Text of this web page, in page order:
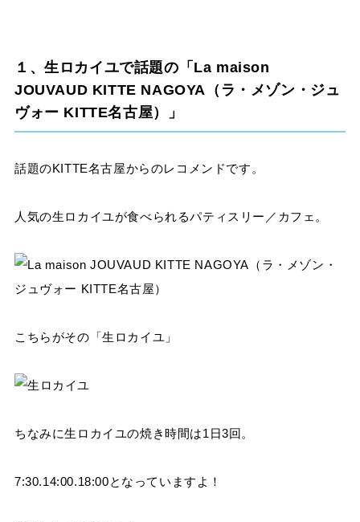
１、生ロカイユで話題の「La maison
JOUVAUD KITTE NAGOYA（ラ・メゾン・ジュ
ヴォー KITTE名古屋）」
話題のKITTE名古屋からのレコメンドです。
人気の生ロカイユが食べられるパティスリー／カフェ。
こちらがその「生ロカイユ」
ちなみに生ロカイユの焼き時間は1日3回。
7:30.14:00.18:00となっていますよ！